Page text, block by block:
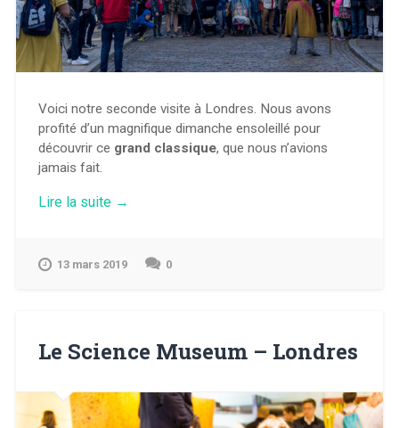
Voici notre seconde visite à Londres. Nous avons
profité d’un magnifique dimanche ensoleillé pour
découvrir ce grand classique, que nous n’avions
jamais fait.
Lire la suite « The
–
→
13 mars 2019 0
Le Science Museum – Londres